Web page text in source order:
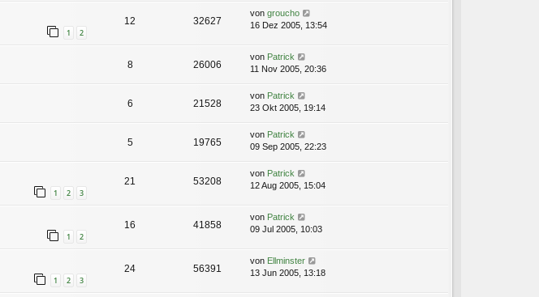
1 2
12 32627
von groucho
16 Dez 2005, 13:54
8 26006
von Patrick
11 Nov 2005, 20:36
6 21528
von Patrick
23 Okt 2005, 19:14
5 19765
von Patrick
09 Sep 2005, 22:23
1 2 3
21 53208
von Patrick
12 Aug 2005, 15:04
1 2
16 41858
von Patrick
09 Jul 2005, 10:03
1 2 3
24 56391
von Ellminster
13 Jun 2005, 13:18